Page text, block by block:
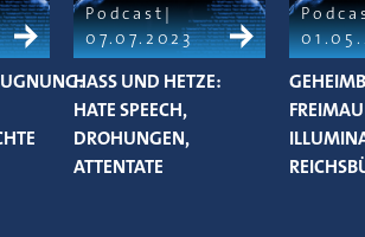
Podcast
07.07.2023
HASS UND HETZE:
HATE SPEECH,
DROHUNGEN,
ATTENTATE